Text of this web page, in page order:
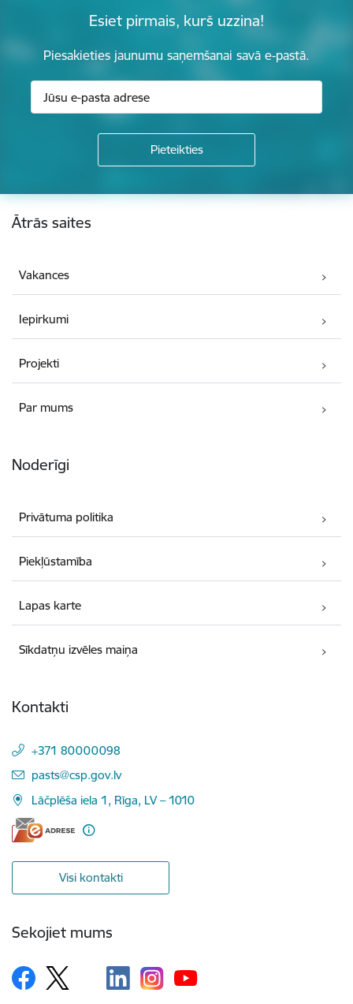
Esiet pirmais, kurš uzzina!
Piesakieties jaunumu saņemšanai savā e-pastā.
Kājene
Ātrās saites
Vakances
Iepirkumi
Projekti
Par mums
Noderīgi
Privātuma politika
Piekļūstamība
Lapas karte
Sīkdatņu izvēles maiņa
Kontakti
+371 80000098
E-pasts:
pasts@csp.gov.lv
Lāčplēša iela 1, Rīga, LV – 1010
Visi kontakti
Sekojiet mums